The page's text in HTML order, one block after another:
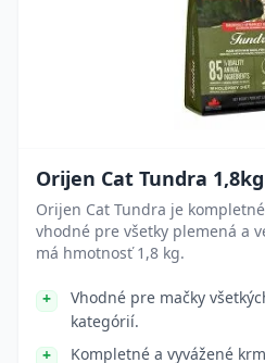
Orijen Cat Tundra
Orijen Cat Tundra je
vhodné pre všetky plemená a
má hmotnosť 1,8 kg.
Vhodné pre mačky
kategórií.
Kompletné a vyvážené